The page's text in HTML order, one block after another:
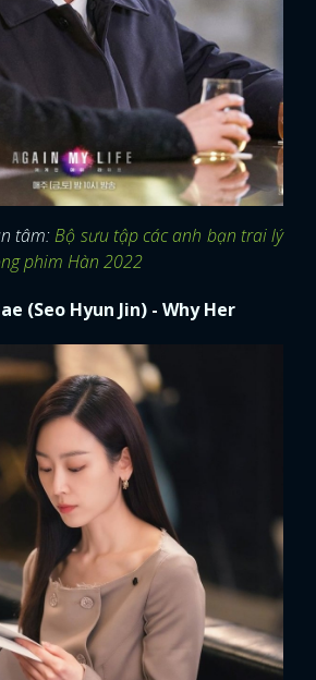
tâm:Bộ sưu tập các anh bạn trai lý
phim Hàn 2022
(Seo Hyun Jin) - Why Her